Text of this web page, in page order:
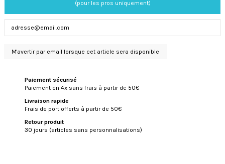
(pour les pros uniquement)
Paiement sécurisé
Paiement en 4x sans frais à partir de 50€
Livraison rapide
Frais de port offerts à partir de 50€
Retour produit
30 jours (articles sans personnalisations)